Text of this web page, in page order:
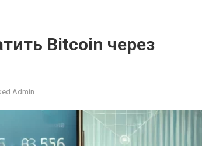
Bitcoin через
Admin